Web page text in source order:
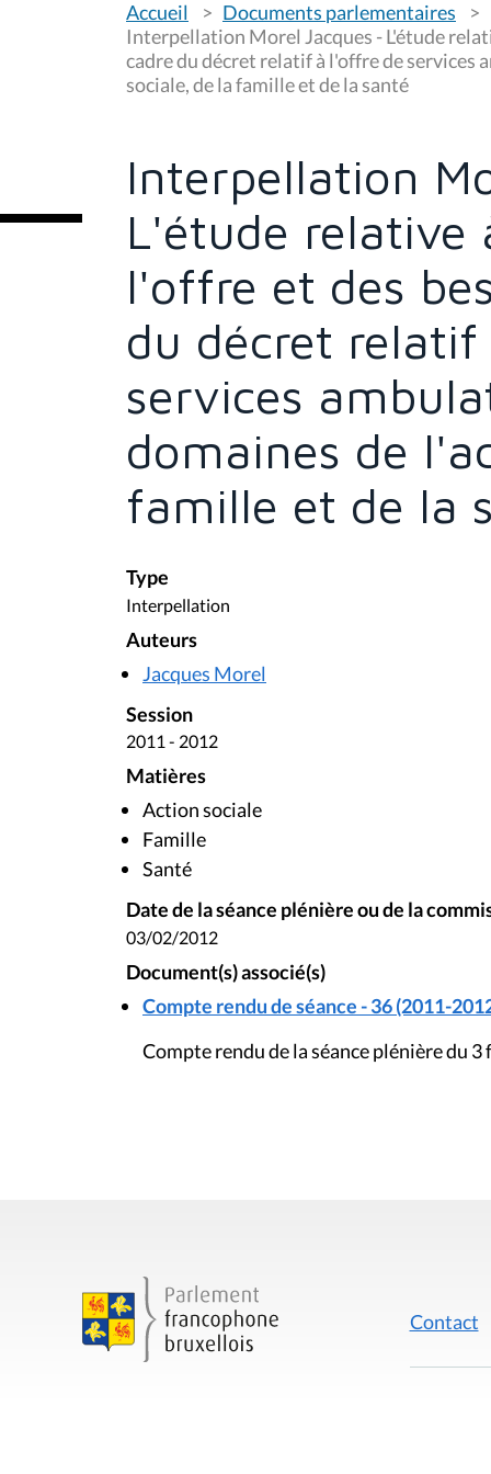
o
u
s
ê
t
Accueil
Documents parlementaires
Interpellation Morel Jacques - L'étude
cadre du décret relatif à l'offre de services
sociale, de la famille et de la santé
Interpellation
L'étude relative
l'offre et des
du décret
services
domaines de
famille et de la
Type
Interpellation
Auteurs
Jacques Morel
Session
2011 - 2012
Matières
Action sociale
Famille
Santé
Date de la séance plénière ou de la
03/02/2012
Document(s) associé(s)
Compte rendu de séance - 36 (2011-
Compte rendu de la séance plénière du
Contact